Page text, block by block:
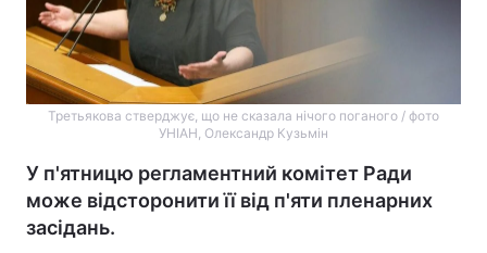
Третьякова стверджує, що не сказала нічого поганого / фото
УНІАН, Олександр Кузьмін
У п'ятницю регламентний комітет Ради
може відсторонити її від п'яти пленарних
засідань.